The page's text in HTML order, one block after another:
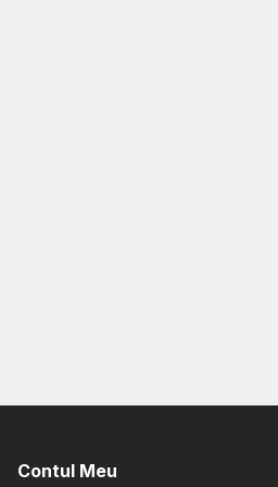
Contul Meu